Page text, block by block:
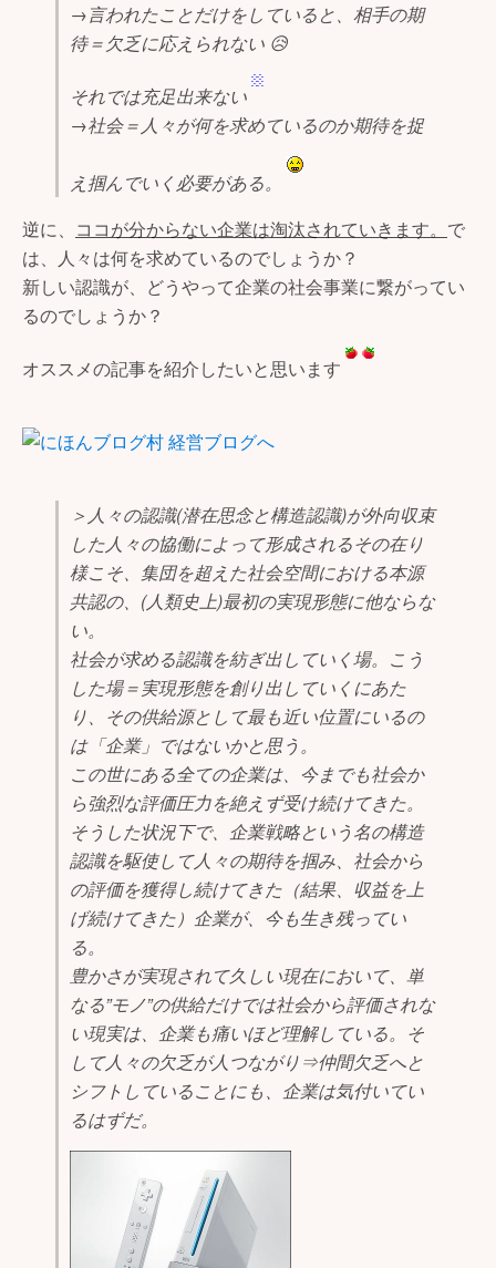
→言われたことだけをしていると、相手の期
待＝欠乏に応えられない 😥
それでは充足出来ない
→社会＝人々が何を求めているのか期待を捉
え掴んでいく必要がある。
逆に、 ココが分からない企業は淘汰されていきます。 で
は、人々は何を求めているのでしょうか？
新しい認識が、どうやって企業の社会事業に繋がってい
るのでしょうか？
オススメの記事を紹介したいと思います
＞人々の認識(潜在思念と構造認識)が外向収束
した人々の協働によって形成されるその在り
様こそ、集団を超えた社会空間における本源
共認の、(人類史上)最初の実現形態に他ならな
い。
社会が求める認識を紡ぎ出していく場。こう
した場＝実現形態を創り出していくにあた
り、その供給源として最も近い位置にいるの
は「企業」ではないかと思う。
この世にある全ての企業は、今までも社会か
ら強烈な評価圧力を絶えず受け続けてきた。
そうした状況下で、企業戦略という名の構造
認識を駆使して人々の期待を掴み、社会から
の評価を獲得し続けてきた（結果、収益を上
げ続けてきた）企業が、今も生き残ってい
る。
豊かさが実現されて久しい現在において、単
なる”モノ”の供給だけでは社会から評価されな
い現実は、企業も痛いほど理解している。そ
して人々の欠乏が人つながり⇒仲間欠乏へと
シフトしていることにも、企業は気付いてい
るはずだ。